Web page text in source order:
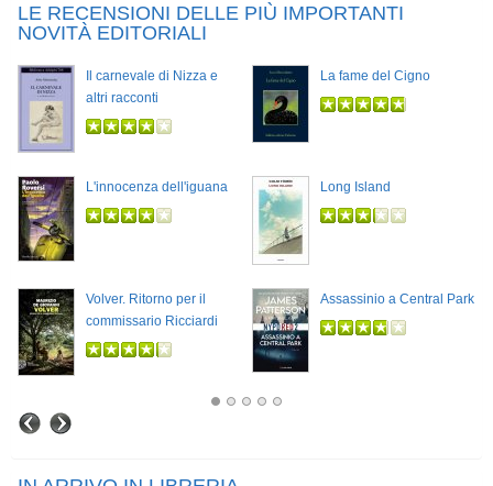
LE RECENSIONI DELLE PIÙ IMPORTANTI
NOVITÀ EDITORIALI
Il carnevale di Nizza e
altri racconti
La fame del Cigno
L'innocenza dell'iguana Long Island
Volver. Ritorno per il
commissario Ricciardi
Assassinio a Central Park